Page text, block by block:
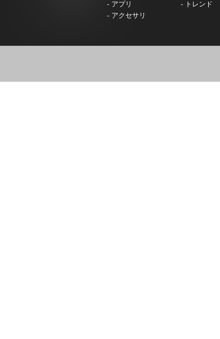
- アプリ -
トレンド
- アクセサリ